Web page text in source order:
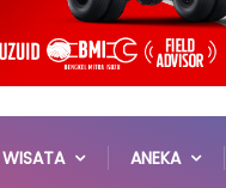
WISATA ANEKA